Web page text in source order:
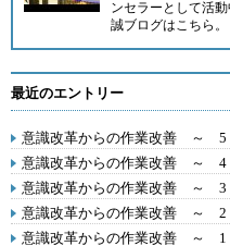
ンセラー として活動
誠ブログはこちら 。
最近のエントリー
意識改革からの作業改善 ～ 5
意識改革からの作業改善 ～ 4
意識改革からの作業改善 ～ 3
意識改革からの作業改善 ～ 2
意識改革からの作業改善 ～ 1